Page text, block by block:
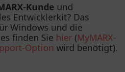
Kunde und
Entwicklerkit? Das
Windows und die
finden Sie hier (MyMARX-
Option wird benötigt).